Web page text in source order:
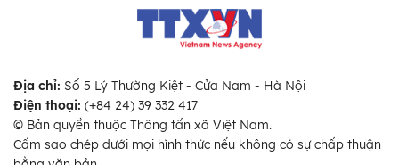
Địa chỉ: Số 5 Lý Thường Kiệt - Cửa Nam - Hà Nội
Điện thoại: (+84 24) 39 332 417
© Bản quyền thuộc Thông tấn xã Việt Nam.
Cấm sao chép dưới mọi hình thức nếu không có sự chấp thuận